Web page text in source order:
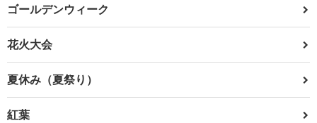
ゴールデンウィーク
花火大会
夏休み（夏祭り）
紅葉